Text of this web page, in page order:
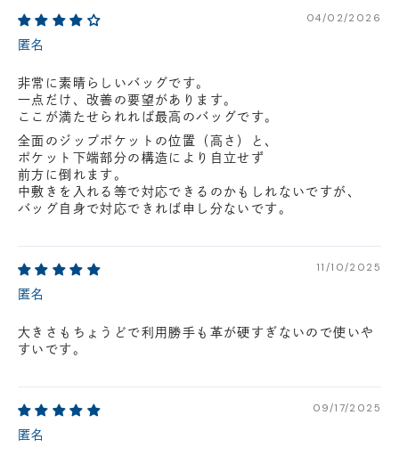
円(税込)以下の場合、代引きでのご配送も可能です。
新製品については販売開始日より取扱いとなります。
※在庫ありの表示の際にも売り切れや他のお客様の取り置きの場合がご
ざいます。
※在庫状況は随時変動しているため、ご来店時に売り切れの場合がござ
※新製品については、在庫表示が発売開始日までに変動する場合がござ
います。
最新の在庫状況については、ご利用店舗に直接お問い
合わせください。店舗一覧はこちら
04/02/2026
匿名
非常に素晴らしいバッグです。
一点だけ、改善の要望があります。
ここが満たせられれば最高のバッグです。
全面のジップポケットの位置（高さ）と、
ポケット下端部分の構造により自立せず
前方に倒れます。
中敷きを入れる等で対応できるのかもしれないですが、
バッグ自身で対応できれば申し分ないです。
11/10/2025
匿名
大きさもちょうどで利用勝手も革が硬すぎないので使いや
すいです。
09/17/2025
匿名